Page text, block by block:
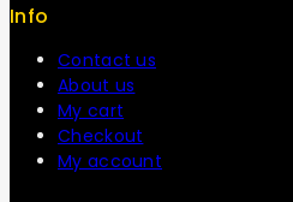
Info
Contact us
About us
My cart
Checkout
My account